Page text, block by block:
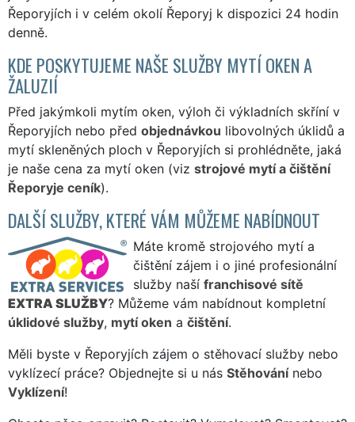
Řeporyjích i v celém okolí Řeporyj k dispozici 24 hodin
denně.
KDE POSKYTUJEME NAŠE SLUŽBY MYTÍ OKEN A
ŽALUZIÍ
Před jakýmkoli mytím oken, výloh či výkladních skříní v
Řeporyjích nebo před objednávkou libovolných úklidů a
mytí skleněných ploch v Řeporyjích si prohlédněte, jaká
je naše cena za mytí oken (viz strojové mytí a čištění
Řeporyje ceník).
DALŠÍ SLUŽBY, KTERÉ VÁM MŮŽEME NABÍDNOUT
Máte kromě strojového mytí a
čištění zájem i o jiné profesionální
služby naší franchisové sítě
EXTRA SLUŽBY? Můžeme vám nabídnout kompletní
úklidové služby, mytí oken a čištění.
Měli byste v Řeporyjích zájem o stěhovací služby nebo
vyklízecí práce? Objednejte si u nás Stěhovánínebo
Vyklízení!